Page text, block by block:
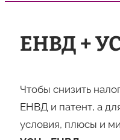
ЕНВД +
Чтобы снизить
ЕНВД и патент, а
условия, плюсы и